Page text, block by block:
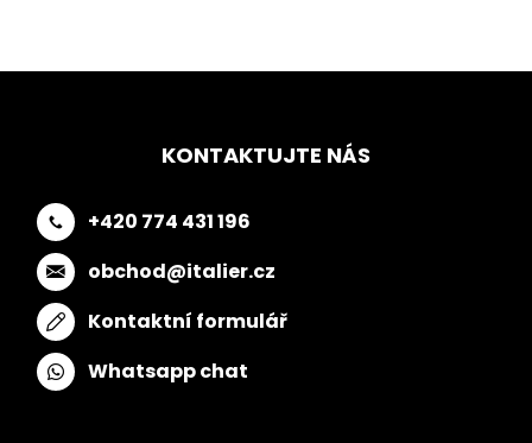
KONTAKTUJTE NÁS
+420 774 431 196
obchod@italier.cz
Kontaktní formulář
Whatsapp chat